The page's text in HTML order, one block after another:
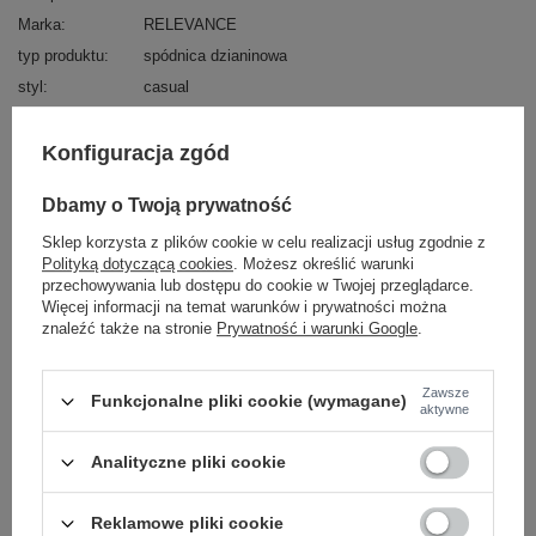
Marka
RELEVANCE
typ produktu
spódnica dzianinowa
styl
casual
wzór
gładki
materiał
dominujący
bawełna
długość
przed kolano
zapięcie
brak
cechy
dodatkowe
materiał prążkowany
sposób prania pranie w pralce w 30°C
OPIS PRODUKTU
OPINIE
Konfiguracja zgód
Dbamy o Twoją prywatność
Sklep korzysta z plików cookie w celu realizacji usług zgodnie z
Polityką dotyczącą cookies. Możesz określić warunki
przechowywania lub dostępu do cookie w Twojej przeglądarce.
Więcej informacji na temat warunków i prywatności można
znaleźć także na stronie Prywatność i warunki Google.
Funkcjonalne pliki cookie (wymagane)
Zawsze
aktywne
Analityczne pliki cookie
Reklamowe pliki cookie